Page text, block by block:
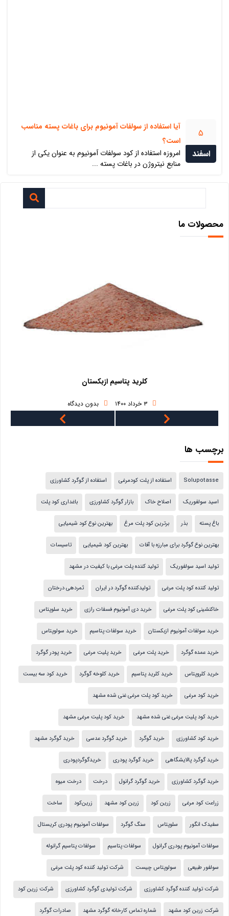
5
اسفند
آیا استفاده از سولفات آمونیوم برای باغات پسته مناسب
است؟
امروزه استفاده از کود سولفات آمونیوم به عنوان یکی از
منابع نیتروژن در باغات پسته ...
محصولات ما
کلرید پتاسیم ازبکستان
۳ خرداد ۱۴۰۰ بدون دیدگاه
برچسب ها
Solupotasse استفاده از پلت کودمرغی استفاده از گوگرد کشاورزی
اسید سولفوریک اصلاح خاک بازار گوگرد کشاورزی باغداری کود پلت
باغ پسته بذر برترین کود پلت مرغ بهترین نوع کود شیمیایی
بهترین نوع گوگرد برای مبارزه با آفات بهترین کود شیمیایی تاسیسات
تولید اسید سولفوریک تولید کننده پلت مرغی با کیفیت در مشهد
تولید کننده کود پلت مرغی تولیدکننده گوگرد در ایران ثمردهی درختان
خاکنشینی کود پلت مرغی خرید دی آمونیوم فسفات رازی خرید سلوپتاس
خرید سولفات آمونیوم ازبکستان خرید سولفات پتاسیم خرید سولوپتاس
خرید عمده گوگرد خرید پلت مرغی خرید پلیت مرغی خرید پودر گوگرد
خرید کلروپتاس خرید کلرید پتاسیم خرید کلوخه گوگرد خرید کود سه بیست
خرید کود مرغی خرید کود پلت مرغی غنی شده مشهد
خرید کود پلیت مرغی غنی شده مشهد خرید کود پلیت مرغی مشهد
خرید کود کشاورزی خرید گوگرد خرید گوگرد عدسی خرید گوگرد مشهد
خرید گوگرد پالایشگاهی خرید گوگرد پودری خریدگوگردپودری
خرید گوگرد کشاورزی خرید گوگرد گرانول درخت درخت میوه
زراعت کود مرغی زرین کود زرین کود مشهد زرین‌کود ساخت
سفیدک انگور سلوپتاس سنگ گوگرد سولفات آمونیوم پودری کریستال
سولفات آمونیوم پودری گرانول سولفات پتاسیم سولفات پتاسیم گرانوله
سولفور طبیعی سولوپتاس چیست شرکت تولید کننده کود پلت مرغی
شرکت تولید کننده گوگرد کشاورزی شرکت تولیدی گوگرد کشاورزی شرکت زرین کود
شرکت زرین کود مشهد شماره تماس کارخانه گوگرد مشهد صادرات گوگرد